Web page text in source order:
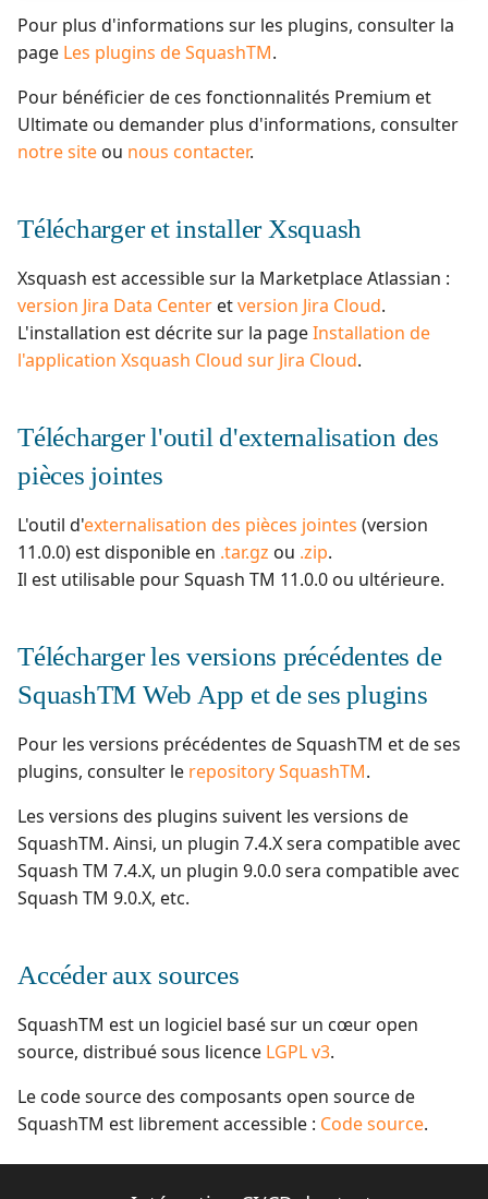
Pour plus d'informations sur les plugins, consulter la
page Les plugins de SquashTM.
Pour bénéficier de ces fonctionnalités Premium et
Ultimate ou demander plus d'informations, consulter
notre site ou nous contacter.
Télécharger et installer Xsquash
Xsquash est accessible sur la Marketplace Atlassian :
version Jira Data Center etversion Jira Cloud.
L'installation est décrite sur la pageInstallation de
l'application Xsquash Cloud sur Jira Cloud.
Télécharger l'outil d'externalisation des
pièces jointes
L'outil d'externalisation des pièces jointes (version
11.0.0) est disponible en .tar.gz ou .zip.
Il est utilisable pour Squash TM 11.0.0 ou ultérieure.
Télécharger les versions précédentes de
SquashTM Web App et de ses plugins
Pour les versions précédentes de SquashTM et de ses
plugins, consulter le repository SquashTM.
Les versions des plugins suivent les versions de
SquashTM. Ainsi, un plugin 7.4.X sera compatible avec
Squash TM 7.4.X, un plugin 9.0.0 sera compatible avec
Squash TM 9.0.X, etc.
Accéder aux sources
SquashTM est un logiciel basé sur un cœur open
source, distribué sous licence LGPL v3.
Le code source des composants open source de
SquashTM est librement accessible : Code source.